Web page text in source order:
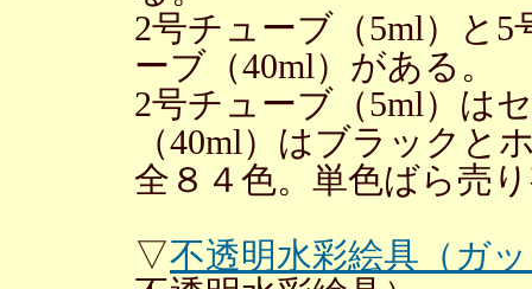
2号チューブ（5ml）と
ーブ（40ml）がある。
2号チューブ（5ml）は
（40ml）はブラックと
全８４色。単色ばら売
▽不透明水彩絵具（ガ